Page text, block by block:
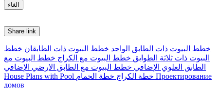
Share link
خطط البيوت ذات الطابق الواحد خطط البيوت ذات الطابقان خطط
البيوت ذات ثلاثة الطوابق خطط البيوت مع الكراج خطط البيوت مع
الطابق العلوي الإضافي خطط البيوت مع الطابق الارضي الإضافي
House Plans with Pool
خطة الكراج خطة الحمام
Проектирование
домов